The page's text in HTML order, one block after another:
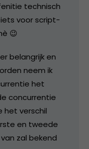
technisch
iets voor script-
😉
belangrijk en
neem ik
het
concurrentie
het verschil
en tweede
zal bekend